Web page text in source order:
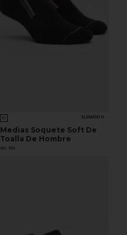
ELEMENTO
Medias Soquete Soft De
Toalla De Hombre
Art. 501